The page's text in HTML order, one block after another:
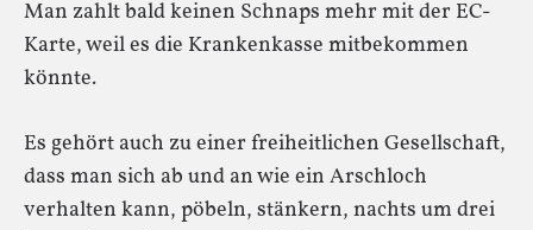
Man zahlt bald keinen Schnaps mehr mit der EC-
Karte, weil es die Krankenkasse mitbekommen
könnte.
Es gehört auch zu einer freiheitlichen Gesellschaft,
dass man sich ab und an wie ein Arschloch
verhalten kann, pöbeln, stänkern, nachts um drei